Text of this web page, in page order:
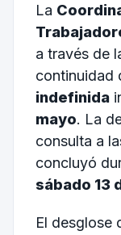
La
a través de
continuidad
indefinida
mayo. La
consulta a
concluyó
sábado 13
El desglose